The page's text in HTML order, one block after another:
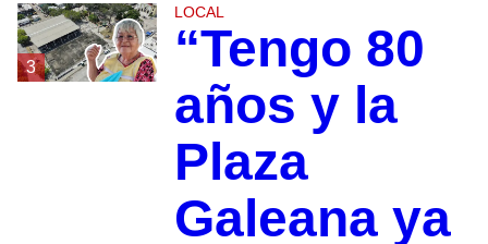
3
LOCAL
“Tengo 80
años y la
Plaza
Galeana ya